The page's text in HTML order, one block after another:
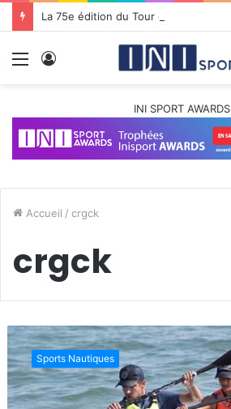
Menu
INI SPORT AWARDS
Accueil / crgck
crgck
C
h
a
m
p
Sports Nautiques